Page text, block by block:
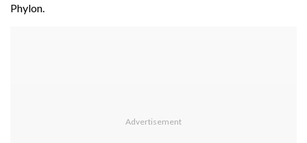
Phylon.